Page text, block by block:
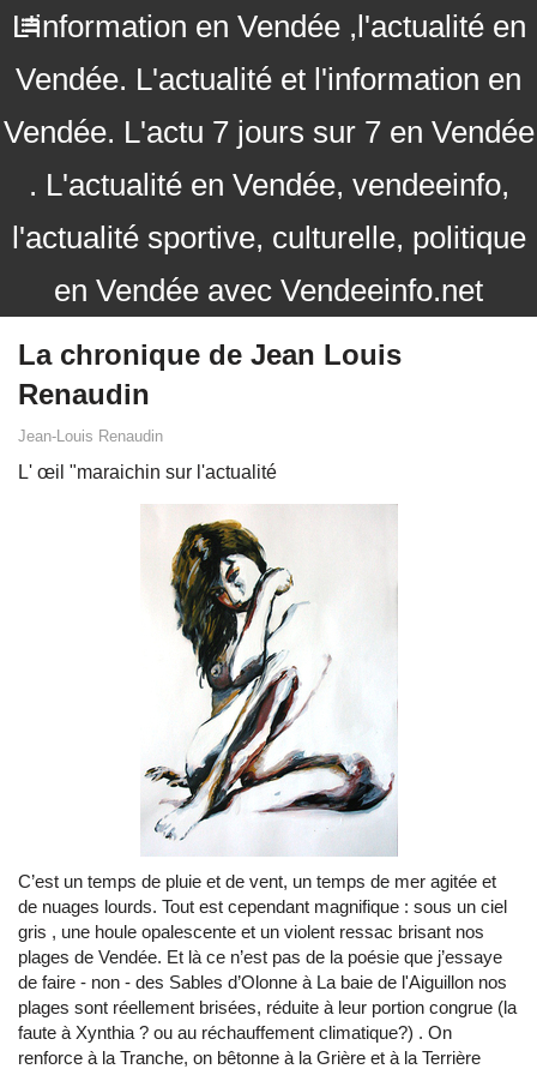
L'information en Vendée ,l'actualité en
Vendée. L'actualité et l'information en
Vendée. L'actu 7 jours sur 7 en Vendée
. L'actualité en Vendée, vendeeinfo,
l'actualité sportive, culturelle, politique
en Vendée avec Vendeeinfo.net
La chronique de Jean Louis
Renaudin
Jean-Louis Renaudin
L' œil "maraichin sur l'actualité
C’est un temps de pluie et de vent, un temps de mer agitée et
de nuages lourds. Tout est cependant magnifique : sous un ciel
gris , une houle opalescente et un violent ressac brisant nos
plages de Vendée. Et là ce n’est pas de la poésie que j’essaye
de faire - non - des Sables d’Olonne à La baie de l'Aiguillon nos
plages sont réellement brisées, réduite à leur portion congrue (la
faute à Xynthia ? ou au réchauffement climatique?) . On
renforce à la Tranche, on bêtonne à la Grière et à la Terrière